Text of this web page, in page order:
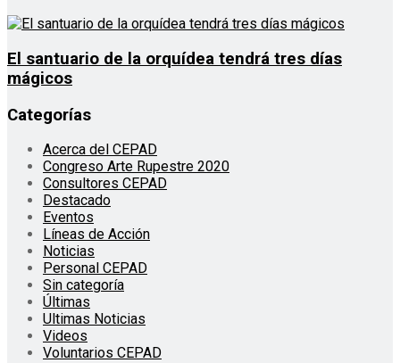
El santuario de la orquídea tendrá tres días
mágicos
Categorías
Acerca del CEPAD
Congreso Arte Rupestre 2020
Consultores CEPAD
Destacado
Eventos
Líneas de Acción
Noticias
Personal CEPAD
Sin categoría
Últimas
Ultimas Noticias
Videos
Voluntarios CEPAD